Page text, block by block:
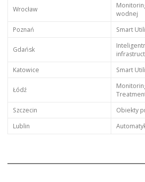
Wrocław
wodnej
Poznań
Smart
Gdańsk
Katowice
Smart
Łódź
Szczecin
Obiekty
Lublin